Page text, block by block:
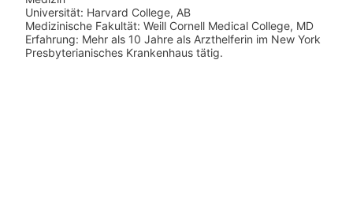
Universität: Harvard College, AB
Medizinische Fakultät: Weill Cornell Medical College, MD
Erfahrung: Mehr als 10 Jahre als Arzthelferin im New York
Presbyterianisches Krankenhaus tätig.